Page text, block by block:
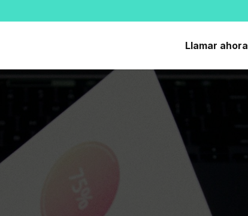
Llamar ahora